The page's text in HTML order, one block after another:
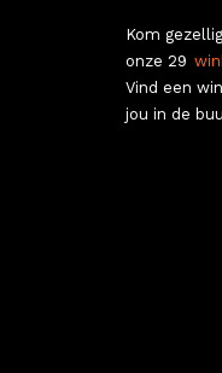
Kom
onze 29
Vind een
jou in de